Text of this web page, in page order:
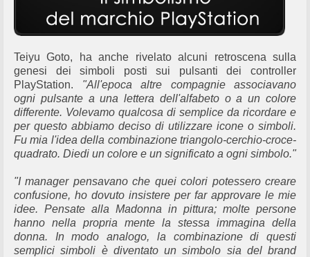
Teiyu Goto, ha anche rivelato alcuni retroscena sulla
genesi dei simboli posti sui pulsanti dei controller
PlayStation. "All'epoca altre compagnie associavano
ogni pulsante a una lettera dell'alfabeto o a un colore
differente. Volevamo qualcosa di semplice da ricordare e
per questo abbiamo deciso di utilizzare icone o simboli.
Fu mia l'idea della combinazione triangolo-cerchio-croce-
quadrato. Diedi un colore e un significato a ogni simbolo."
"I manager pensavano che quei colori potessero creare
confusione, ho dovuto insistere per far approvare le mie
idee. Pensate alla Madonna in pittura; molte persone
hanno nella propria mente la stessa immagina della
donna. In modo analogo, la combinazione di questi
semplici simboli è diventato un simbolo sia del brand